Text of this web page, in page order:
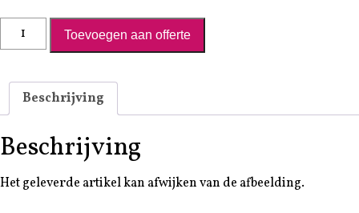
Waterkoker 1,5L aantal
Toevoegen aan offerte
Beschrijving
Beschrijving
Het geleverde artikel kan afwijken van de afbeelding.